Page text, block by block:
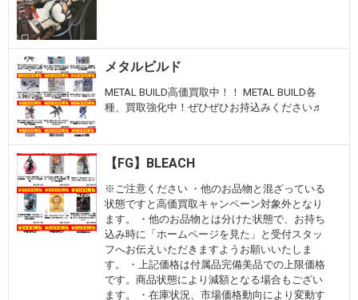
メタルビルド
METAL BUILD高価買取中！！ METAL BUILD各
種、買取強化中！ぜひぜひお持込みください♬
【FG】BLEACH
※ご注意ください ・他のお品物と混ざっている
状態ですと高価買取キャンペーン対象外となり
ます。 ・他のお品物とは分けた状態で、お持ち
込み時に「ホームページを見た」と受付スタッ
フへお伝えいただきますようお願いいたしま
す。 ・上記価格は付属品完備美品での上限価格
です。商品状態により減額となる場合もござい
ます。 ・在庫状況、市場価格動向により変動す